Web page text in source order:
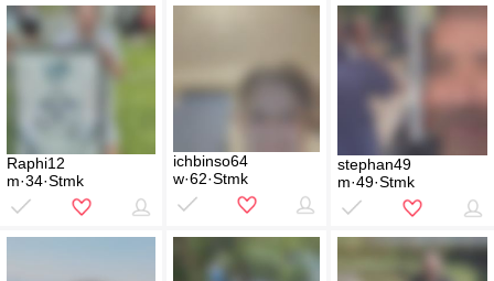
Raphi12
m·34·Stmk
ichbinso64
w·62·Stmk
stephan49
m·49·Stmk